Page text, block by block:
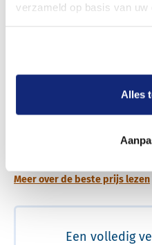
verzameld op basis van uw
Alles
Dit kost een
Meer over de beste prijs lezen
Een volledig